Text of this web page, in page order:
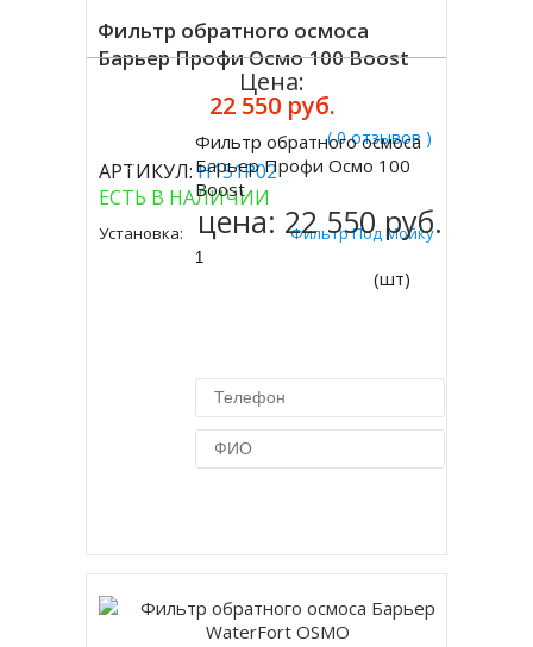
Фильтр обратного осмоса
Барьер Профи Осмо 100 Boost
( 0 отзывов )
АРТИКУЛ:Н151Р02
ЕСТЬ В НАЛИЧИИ
Установка: Фильтр Под Мойку
Цена:
22 550 руб.
Фильтр обратного осмоса
Барьер Профи Осмо 100
Boost
цена: 22 550 руб.
(шт)